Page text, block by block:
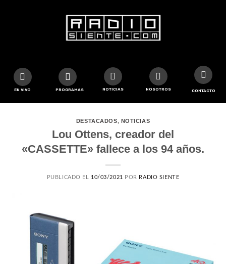
EN VIVO PROGRAMAS NOTICIAS NOSOTROS CONTACTO
DESTACADOS, NOTICIAS
Lou Ottens, creador del
«CASSETTE» fallece a los 94 años.
PUBLICADO EL 10/03/2021 POR RADIO SIENTE